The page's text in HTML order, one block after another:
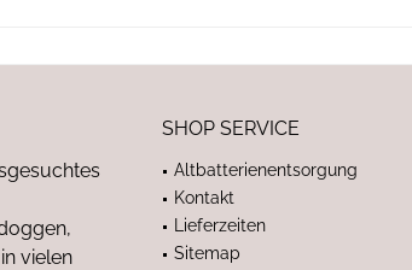
vielen
SHOP SERVICE
Altbatterienentsorgung
Kontakt
Lieferzeiten
Sitemap